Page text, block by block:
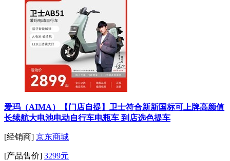
爱玛（AIMA）【门店自提】卫士符合新新国标可上牌高颜值
长续航大电池电动自行车电瓶车 到店选色提车
[经销商] 京东商城
[产品售价] 3299元